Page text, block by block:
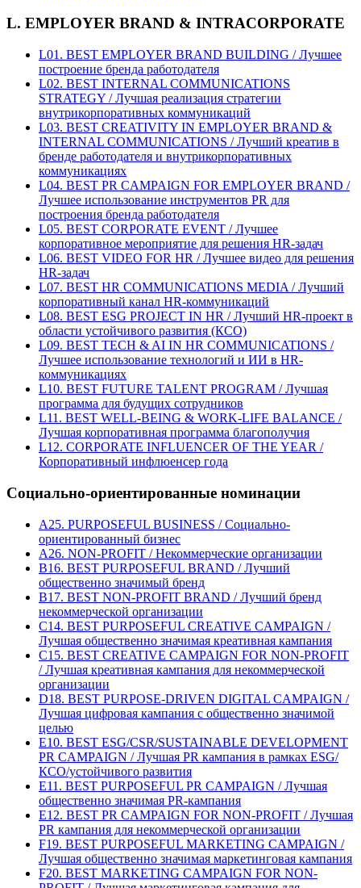
L. EMPLOYER BRAND & INTRACORPORATE
L01. BEST EMPLOYER BRAND BUILDING / Лучшее
построение бренда работодателя
L02. BEST INTERNAL COMMUNICATIONS
STRATEGY / Лучшая реализация стратегии
внутрикорпоративных коммуникаций
L03. BEST CREATIVITY IN EMPLOYER BRAND &
INTERNAL COMMUNICATIONS / Лучший креатив в
бренде работодателя и внутрикорпоративных
коммуникациях
L04. BEST PR CAMPAIGN FOR EMPLOYER BRAND /
Лучшее использование инструментов PR для
построения бренда работодателя
L05. BEST CORPORATE EVENT / Лучшее
корпоративное мероприятие для решения HR-задач
L06. BEST VIDEO FOR HR / Лучшее видео для решения
HR-задач
L07. BEST HR COMMUNICATIONS MEDIA / Лучший
корпоративный канал HR-коммуникаций
L08. BEST ESG PROJECT IN HR / Лучший HR-проект в
области устойчивого развития (КСО)
L09. BEST TECH & AI IN HR COMMUNICATIONS /
Лучшее использование технологий и ИИ в HR-
коммуникациях
L10. BEST FUTURE TALENT PROGRAM / Лучшая
программа для будущих сотрудников
L11. BEST WELL-BEING & WORK-LIFE BALANCE /
Лучшая корпоративная программа благополучия
L12. CORPORATE INFLUENCER OF THE YEAR /
Корпоративный инфлюенсер года
Социально-ориентированные номинации
A25. PURPOSEFUL BUSINESS / Социально-
ориентированный бизнес
A26. NON-PROFIT / Некоммерческие организации
B16. BEST PURPOSEFUL BRAND / Лучший
общественно значимый бренд
B17. BEST NON-PROFIT BRAND / Лучший бренд
некоммерческой организации
C14. BEST PURPOSEFUL CREATIVE CAMPAIGN /
Лучшая общественно значимая креативная кампания
C15. BEST CREATIVE CAMPAIGN FOR NON-PROFIT
/ Лучшая креативная кампания для некоммерческой
организации
D18. BEST PURPOSE-DRIVEN DIGITAL CAMPAIGN /
Лучшая цифровая кампания с общественно значимой
целью
E10. BEST ESG/CSR/SUSTAINABLE DEVELOPMENT
PR CAMPAIGN / Лучшая PR кампания в рамках ESG/
КСО/устойчивого развития
E11. BEST PURPOSEFUL PR CAMPAIGN / Лучшая
общественно значимая PR-кампания
E12. BEST PR CAMPAIGN FOR NON-PROFIT / Лучшая
PR кампания для некоммерческой организации
F19. BEST PURPOSEFUL MARKETING CAMPAIGN /
Лучшая общественно значимая маркетинговая кампания
F20. BEST MARKETING CAMPAIGN FOR NON-